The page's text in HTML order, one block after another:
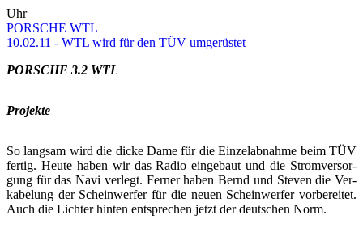
Uhr
POR­SCHE WTL
10.02.11 - WTL wird für den TÜV um­ge­rüs­tet
POR­SCHE 3.2 WTL
Pro­jek­te
So lang­sam wird die dicke Dame für die Ein­zel­ab­nah­me beim TÜV
fer­tig. Heute haben wir das Radio ein­ge­baut und die Strom­ver­sor­
gung für das Navi ver­legt. Fer­ner haben Bernd und Ste­ven die Ver­
ka­be­lung der Schein­wer­fer für die neuen Schein­wer­fer vor­be­rei­tet.
Auch die Lich­ter hin­ten ent­spre­chen jetzt der deut­schen Norm.